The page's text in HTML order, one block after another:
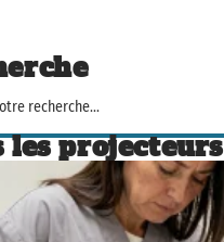
les projecteurs